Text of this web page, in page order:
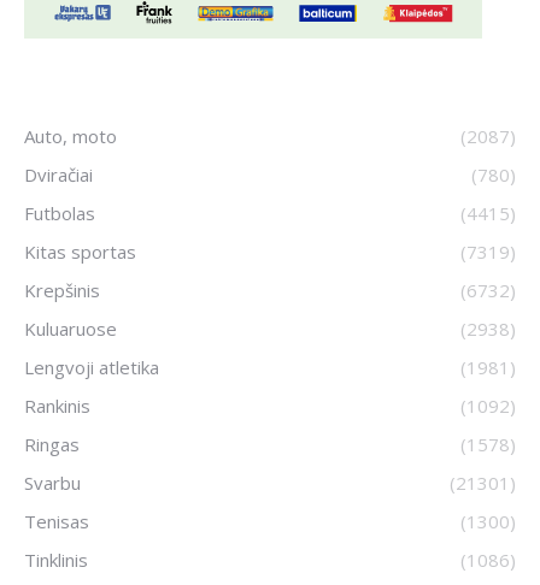
Auto, moto
(2087)
Dviračiai
(780)
Futbolas
(4415)
Kitas sportas
(7319)
Krepšinis
(6732)
Kuluaruose
(2938)
Lengvoji atletika
(1981)
Rankinis
(1092)
Ringas
(1578)
Svarbu
(21301)
Tenisas
(1300)
Tinklinis
(1086)